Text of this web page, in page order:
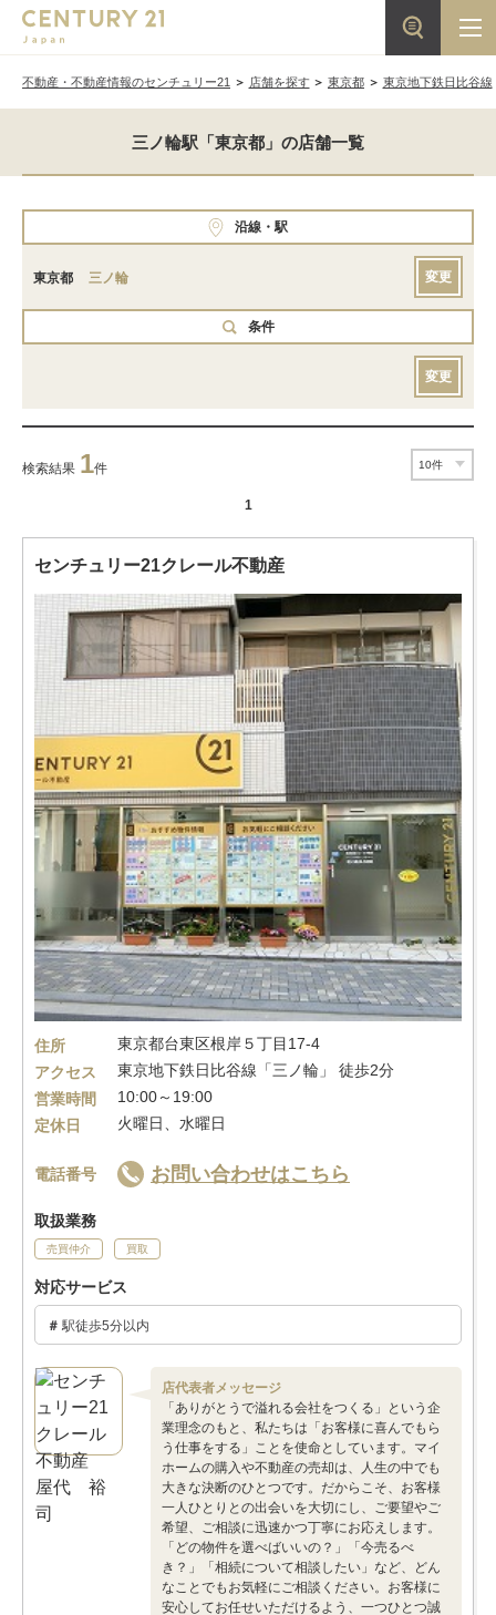
不動産・不動産情報のセンチュリー21 店舗を探す 東京都 東京地下鉄日比谷線
三ノ輪駅「東京都」の店舗一覧
沿線・駅
東京都 三ノ輪 変更
条件
変更
検索結果 1件
1
センチュリー21クレール不動産
住所
東京都台東区根岸５丁目17-4
アクセス
東京地下鉄日比谷線「三ノ輪」 徒歩2分
営業時間
10:00～19:00
定休日
火曜日、水曜日
電話番号 お問い合わせはこちら
取扱業務
売買仲介 買取
対応サービス
駅徒歩5分以内
店代表者メッセージ
「ありがとうで溢れる会社をつくる」という企
業理念のもと、私たちは「お客様に喜んでもら
う仕事をする」ことを使命としています。マイ
ホームの購入や不動産の売却は、人生の中でも
大きな決断のひとつです。だからこそ、お客様
一人ひとりとの出会いを大切にし、ご要望やご
希望、ご相談に迅速かつ丁寧にお応えします。
「どの物件を選べばいいの？」「今売るべ
き？」「相続について相談したい」など、どん
なことでもお気軽にご相談ください。お客様に
安心してお任せいただけるよう、一つひとつ誠